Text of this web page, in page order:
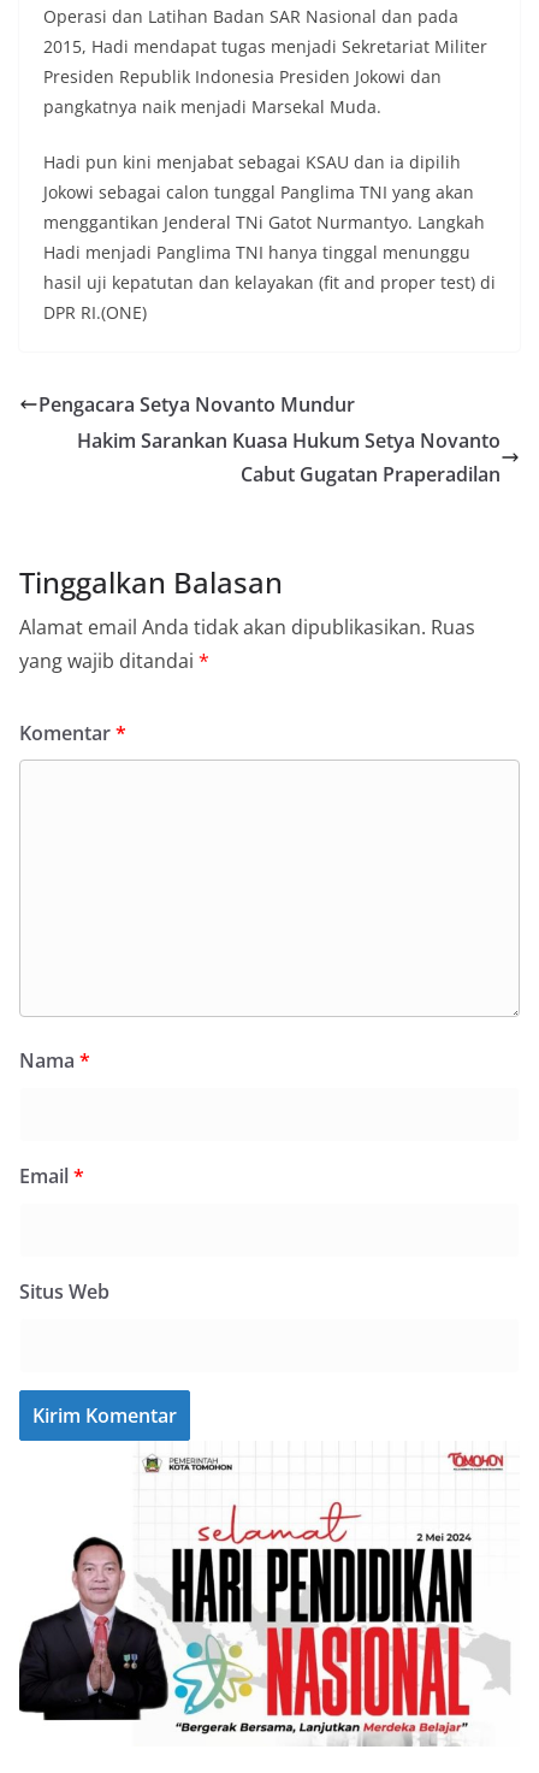
Operasi dan Latihan Badan SAR Nasional dan pada
2015, Hadi mendapat tugas menjadi Sekretariat Militer
Presiden Republik Indonesia Presiden Jokowi dan
pangkatnya naik menjadi Marsekal Muda.
Hadi pun kini menjabat sebagai KSAU dan ia dipilih
Jokowi sebagai calon tunggal Panglima TNI yang akan
menggantikan Jenderal TNi Gatot Nurmantyo. Langkah
Hadi menjadi Panglima TNI hanya tinggal menunggu
hasil uji kepatutan dan kelayakan (fit and proper test) di
DPR RI.(ONE)
Pengacara Setya Novanto Mundur
Hakim Sarankan Kuasa Hukum Setya Novanto
Cabut Gugatan Praperadilan
Tinggalkan Balasan
Alamat email Anda tidak akan dipublikasikan. Ruas
yang wajib ditandai *
Komentar*
Nama *
Email*
Situs Web